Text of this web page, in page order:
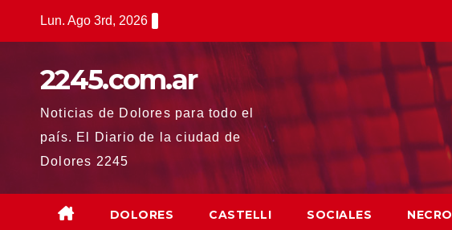
Lun. Ago 3rd, 2026
2245.com.ar
Noticias de Dolores para todo el
país. El Diario de la ciudad de
Dolores 2245
DOLORES CASTELLI SOCIALES